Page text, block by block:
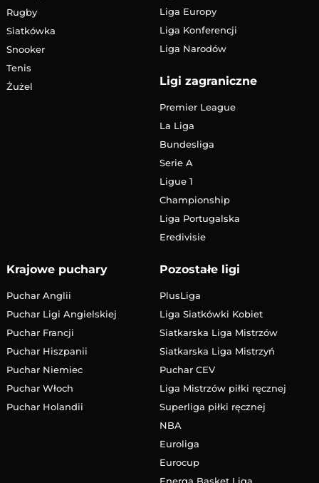
Rugby
Siatkówka
Snooker
Tenis
Żużel
Liga Europy
Liga Konferencji
Liga Narodów
Ligi zagraniczne
Premier League
La Liga
Bundesliga
Serie A
Ligue 1
Championship
Liga Portugalska
Eredivisie
Krajowe puchary
Puchar Anglii
Puchar Ligi Angielskiej
Puchar Francji
Puchar Hiszpanii
Puchar Niemiec
Puchar Włoch
Puchar Holandii
Pozostałe ligi
PlusLiga
Liga Siatkówki Kobiet
Siatkarska Liga Mistrzów
Siatkarska Liga Mistrzyń
Puchar CEV
Liga Mistrzów piłki ręcznej
Superliga piłki ręcznej
NBA
Euroliga
Eurocup